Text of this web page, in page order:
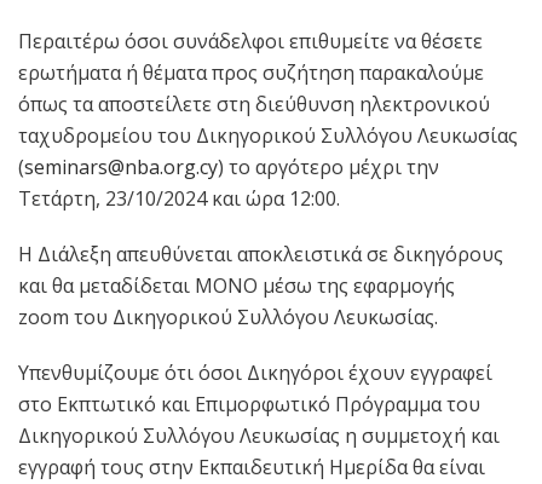
Περαιτέρω όσοι συνάδελφοι επιθυμείτε να θέσετε
ερωτήματα ή θέματα προς συζήτηση παρακαλούμε
όπως τα αποστείλετε στη διεύθυνση ηλεκτρονικού
ταχυδρομείου του Δικηγορικού Συλλόγου Λευκωσίας
(seminars@nba.org.cy) το αργότερο μέχρι την
Τετάρτη, 23/10/2024 και ώρα 12:00.
Η Διάλεξη απευθύνεται αποκλειστικά σε δικηγόρους
και θα μεταδίδεται ΜΟΝΟ μέσω της εφαρμογής
zoom του Δικηγορικού Συλλόγου Λευκωσίας.
Υπενθυμίζουμε ότι όσοι Δικηγόροι έχουν εγγραφεί
στο Εκπτωτικό και Επιμορφωτικό Πρόγραμμα του
Δικηγορικού Συλλόγου Λευκωσίας η συμμετοχή και
εγγραφή τους στην Εκπαιδευτική Ημερίδα θα είναι